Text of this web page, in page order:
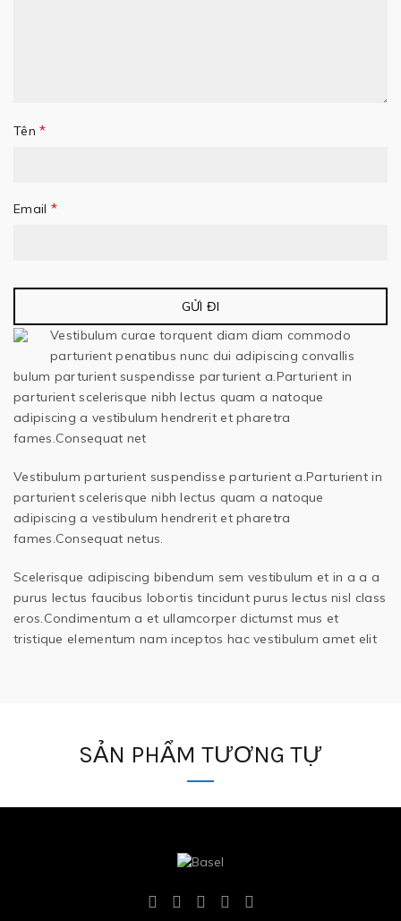
Tên*
Email *
Vestibulum curae torquent diam diam commodo
parturient penatibus nunc dui adipiscing convallis
bulum parturient suspendisse parturient a.Parturient in
parturient scelerisque nibh lectus quam a natoque
adipiscing a vestibulum hendrerit et pharetra
fames.Consequat net
Vestibulum parturient suspendisse parturient a.Parturient in
parturient scelerisque nibh lectus quam a natoque
adipiscing a vestibulum hendrerit et pharetra
fames.Consequat netus.
Scelerisque adipiscing bibendum sem vestibulum et in a a a
purus lectus faucibus lobortis tincidunt purus lectus nisl class
eros.Condimentum a et ullamcorper dictumst mus et
tristique elementum nam inceptos hac vestibulum amet elit
SẢN PHẨM TƯƠNG TỰ